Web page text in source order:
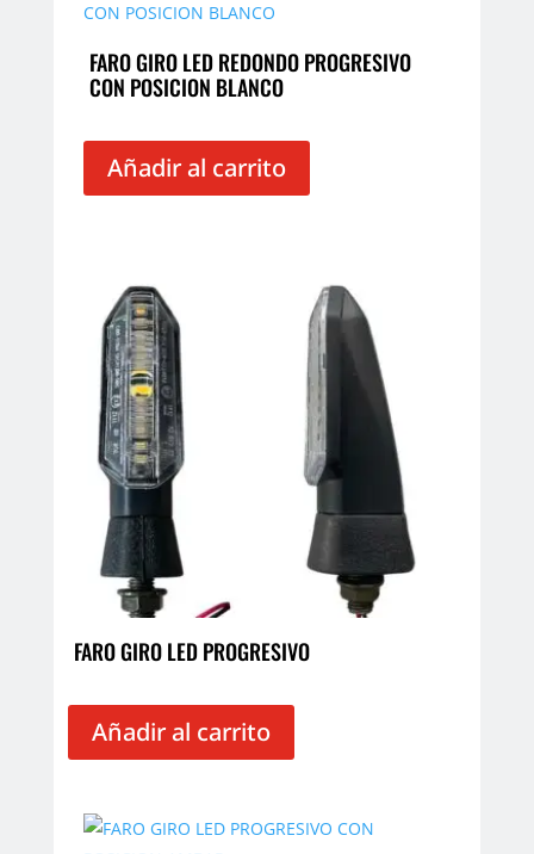
FARO GIRO LED REDONDO PROGRESIVO
CON POSICION BLANCO
Añadir al carrito
FARO GIRO LED PROGRESIVO
Añadir al carrito